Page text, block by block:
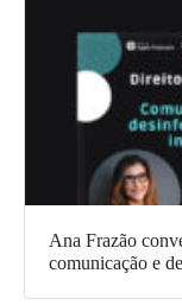
Ana Frazão
comunicação e